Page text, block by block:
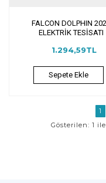
FALCON DOLPHIN
ELEKTRİK TESİSATI
1.294,59TL
Sepete Ekle
1
Gösterilen: 1